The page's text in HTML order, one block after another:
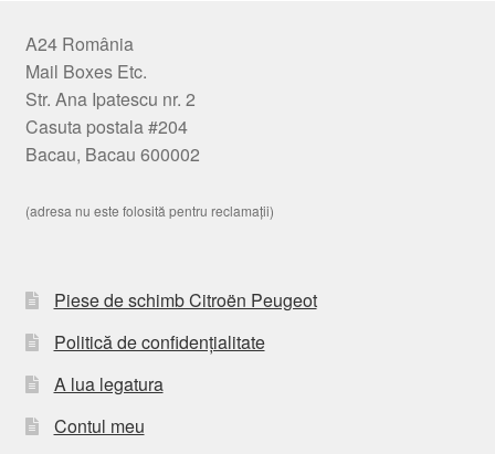
A24 România
Mail Boxes Etc.
Str. Ana Ipatescu nr. 2
Casuta postala #204
Bacau, Bacau 600002
(adresa nu este folosită pentru reclamații)
Piese de schimb Citroën Peugeot
Politică de confidențialitate
A lua legatura
Contul meu